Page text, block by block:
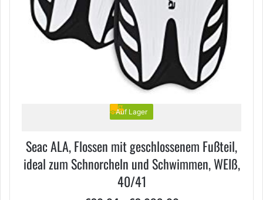
Auf Lager
Seac ALA, Flossen mit geschlossenem Fußteil,
ideal zum Schnorcheln und Schwimmen, WEIß,
40/41